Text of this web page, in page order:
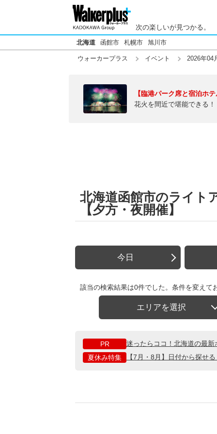
次の楽しいが見つかる。
北海道 函館市 札幌市 旭川市
ウォーカープラス イベント 2026年04
【臨港パーク席と宿泊ホ
花火を間近で堪能できる
北海道函館市のライト
【夕方・夜開催】
今日
該当の検索結果は0件でした。条件を変えて
エリアを選択
PR
迷ったらココ！北海道の最
夏休み特集
【7月・8月】日付から探せ